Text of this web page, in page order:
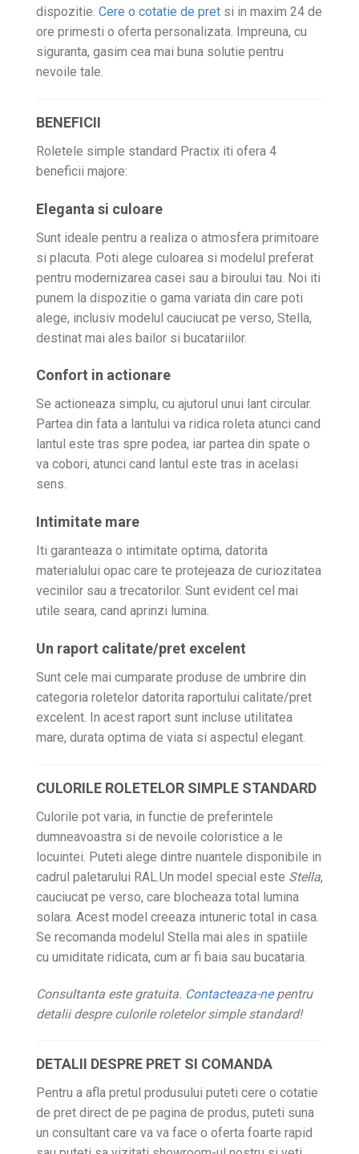
dispozitie. Cere o cotatie de pret si in maxim 24 de
ore primesti o oferta personalizata. Impreuna, cu
siguranta, gasim cea mai buna solutie pentru
nevoile tale.
BENEFICII
Roletele simple standard Practix iti ofera 4
beneficii majore:
Eleganta si culoare
Sunt ideale pentru a realiza o atmosfera primitoare
si placuta. Poti alege culoarea si modelul preferat
pentru modernizarea casei sau a biroului tau. Noi iti
punem la dispozitie o gama variata din care poti
alege, inclusiv modelul cauciucat pe verso, Stella,
destinat mai ales bailor si bucatariilor.
Confort in actionare
Se actioneaza simplu, cu ajutorul unui lant circular.
Partea din fata a lantului va ridica roleta atunci cand
lantul este tras spre podea, iar partea din spate o
va cobori, atunci cand lantul este tras in acelasi
sens.
Intimitate mare
Iti garanteaza o intimitate optima, datorita
materialului opac care te protejeaza de curiozitatea
vecinilor sau a trecatorilor. Sunt evident cel mai
utile seara, cand aprinzi lumina.
Un raport calitate/pret excelent
Sunt cele mai cumparate produse de umbrire din
categoria roletelor datorita raportului calitate/pret
excelent. In acest raport sunt incluse utilitatea
mare, durata optima de viata si aspectul elegant.
CULORILE ROLETELOR SIMPLE STANDARD
Culorile pot varia, in functie de preferintele
dumneavoastra si de nevoile coloristice a le
locuintei. Puteti alege dintre nuantele disponibile in
cadrul paletarului RAL.Un model special este Stella,
cauciucat pe verso, care blocheaza total lumina
solara. Acest model creeaza intuneric total in casa.
Se recomanda modelul Stella mai ales in spatiile
cu umiditate ridicata, cum ar fi baia sau bucataria.
Consultanta este gratuita. Contacteaza-nepentru
detalii despre culorile roletelor simple standard!
DETALII DESPRE PRET SI COMANDA
Pentru a afla pretul produsului puteti cere o cotatie
de pret direct de pe pagina de produs, puteti suna
un consultant care va va face o oferta foarte rapid